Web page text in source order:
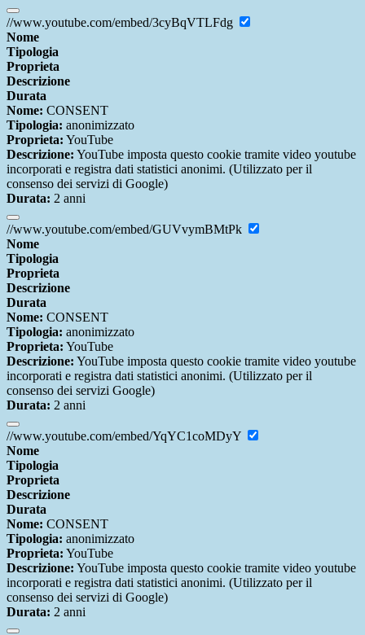
//www.youtube.com/embed/3cyBqVTLFdg
Nome
Tipologia
Proprieta
Descrizione
Durata
Nome: CONSENT
Tipologia: anonimizzato
Proprieta: YouTube
Descrizione: YouTube imposta questo cookie tramite video youtube
incorporati e registra dati statistici anonimi. (Utilizzato per il
consenso dei servizi di Google)
Durata: 2 anni
//www.youtube.com/embed/GUVvymBMtPk
Nome
Tipologia
Proprieta
Descrizione
Durata
Nome: CONSENT
Tipologia: anonimizzato
Proprieta: YouTube
Descrizione: YouTube imposta questo cookie tramite video youtube
incorporati e registra dati statistici anonimi. (Utilizzato per il
consenso dei servizi Google)
Durata: 2 anni
//www.youtube.com/embed/YqYC1coMDyY
Nome
Tipologia
Proprieta
Descrizione
Durata
Nome: CONSENT
Tipologia: anonimizzato
Proprieta: YouTube
Descrizione: YouTube imposta questo cookie tramite video youtube
incorporati e registra dati statistici anonimi. (Utilizzato per il
consenso dei servizi di Google)
Durata: 2 anni